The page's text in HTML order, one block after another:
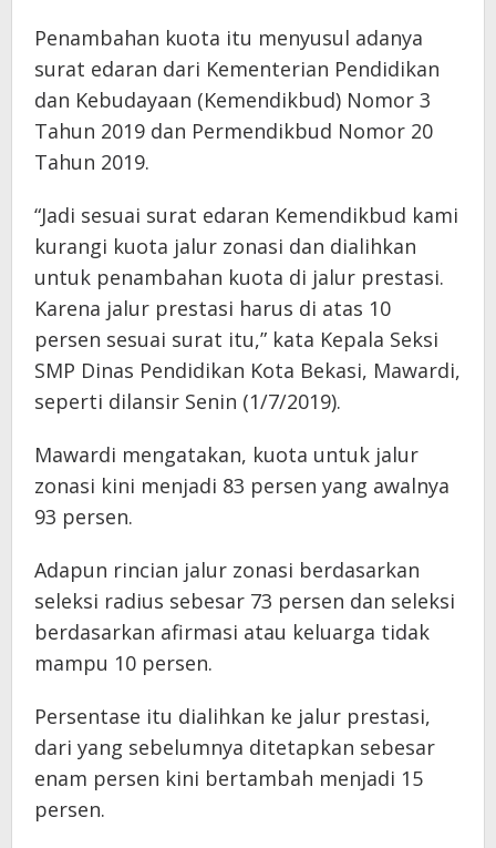
Penambahan kuota itu menyusul adanya
surat edaran dari Kementerian Pendidikan
dan Kebudayaan (Kemendikbud) Nomor 3
Tahun 2019 dan Permendikbud Nomor 20
Tahun 2019.
“Jadi sesuai surat edaran Kemendikbud kami
kurangi kuota jalur zonasi dan dialihkan
untuk penambahan kuota di jalur prestasi.
Karena jalur prestasi harus di atas 10
persen sesuai surat itu,” kata Kepala Seksi
SMP Dinas Pendidikan Kota Bekasi, Mawardi,
seperti dilansir Senin (1/7/2019).
Mawardi mengatakan, kuota untuk jalur
zonasi kini menjadi 83 persen yang awalnya
93 persen.
Adapun rincian jalur zonasi berdasarkan
seleksi radius sebesar 73 persen dan seleksi
berdasarkan afirmasi atau keluarga tidak
mampu 10 persen.
Persentase itu dialihkan ke jalur prestasi,
dari yang sebelumnya ditetapkan sebesar
enam persen kini bertambah menjadi 15
persen.